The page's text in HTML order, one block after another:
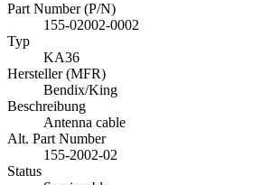
Part Number (P/N)
155-02002-0002
Typ
KA36
Hersteller (MFR)
Bendix/King
Beschreibung
Antenna cable
Alt. Part Number
155-2002-02
Status